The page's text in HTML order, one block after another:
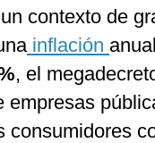
contexto de
inflación
, el
empresas
consumidores